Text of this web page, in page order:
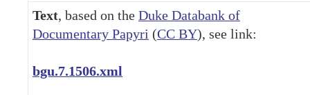
Text, based on the Duke Databank of
Documentary Papyri (CC BY), see link:
bgu.7.1506.xml